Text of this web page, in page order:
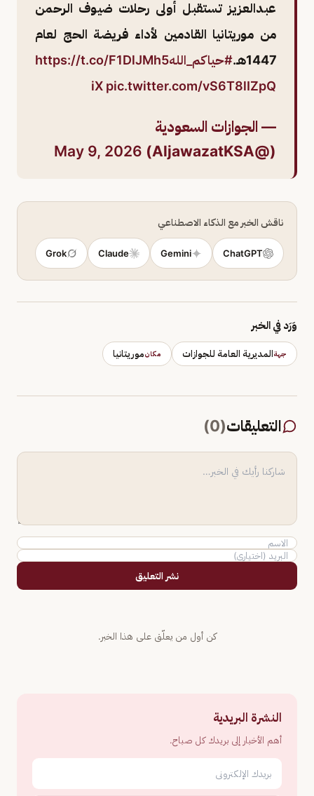
عبدالعزيز تستقبل أولى رحلات ضيوف الرحمن
من موريتانيا القادمين لأداء فريضة الحج لعام
1447هـ.
#حياكم_اللهhttps://t.co/F1DlJMh5
iX pic.twitter.com/vS6T8lIZpQ
— الجوازات السعودية
(@AljawazatKSA)
May 9, 2026
ناقش الخبر مع الذكاء الاصطناعي
ChatGPT
Gemini
Claude
Grok
وَرَد في الخبر
جهةالمديرية العامة للجوازات مكانموريتانيا
التعليقات(
0
)
نشر التعليق
كن أول من يعلّق على هذا الخبر.
النشرة البريدية
أهم الأخبار إلى بريدك كل صباح.